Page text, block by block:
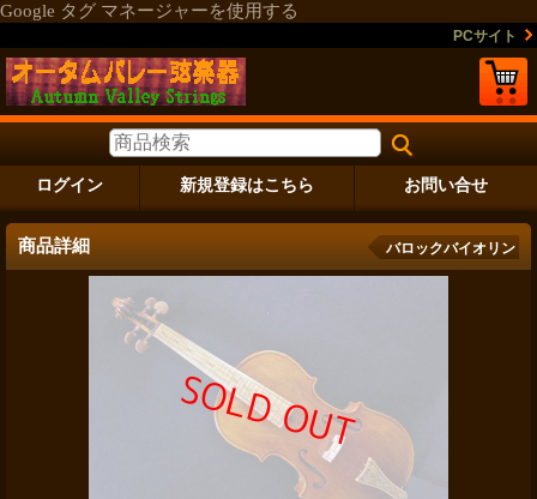
Google タグ マネージャーを使用する
PCサイト
ログイン 新規登録はこちら お問い合せ
商品詳細 バロックバイオリン